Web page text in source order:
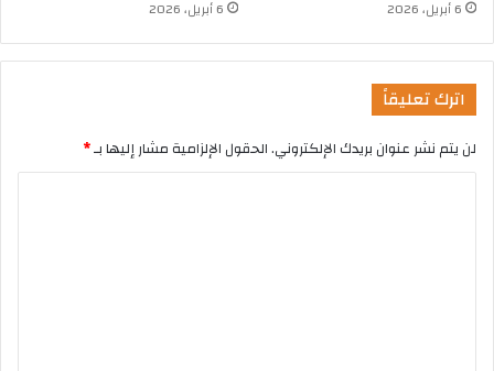
6 أبريل، 2026 6 أبريل، 2026
اترك تعليقاً
لن يتم نشر عنوان بريدك الإلكتروني.الحقول الإلزامية مشار إليها بـ*